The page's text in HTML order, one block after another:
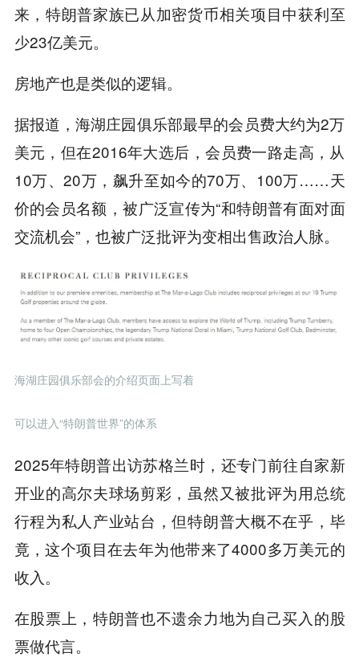
来，特朗普家族已从加密货币相关项目中获利至
少23亿美元。
房地产也是类似的逻辑。
据报道，海湖庄园俱乐部最早的会员费大约为2万
美元，但在2016年大选后，会员费一路走高，从
10万、20万，飙升至如今的70万、100万……天
价的会员名额，被广泛宣传为“和特朗普有面对面
交流机会”，也被广泛批评为变相出售政治人脉。
海湖庄园俱乐部会的介绍页面上写着
可以进入“特朗普世界”的体系
2025年特朗普出访苏格兰时，还专门前往自家新
开业的高尔夫球场剪彩，虽然又被批评为用总统
行程为私人产业站台，但特朗普大概不在乎，毕
竟，这个项目在去年为他带来了4000多万美元的
收入。
在股票上，特朗普也不遗余力地为自己买入的股
票做代言。